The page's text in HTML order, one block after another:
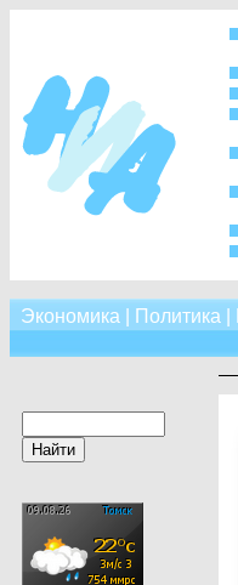
Экономика Политика